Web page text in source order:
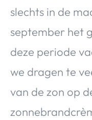
slechts in de
september het
deze periode
we dragen te
van de zon op